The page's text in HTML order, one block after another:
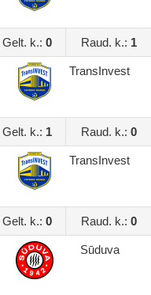
Gelt. k.: 0 Raud. k.: 1
TransInvest
Gelt. k.: 1 Raud. k.: 0
TransInvest
Gelt. k.: 0 Raud. k.: 0
Sūduva